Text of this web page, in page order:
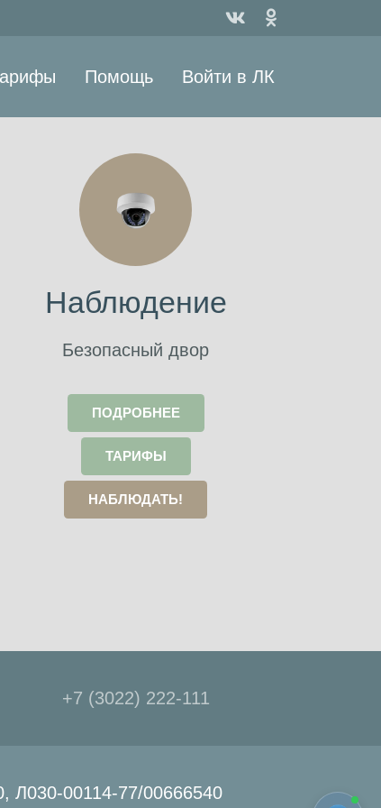
Помощь Войти в ЛК
Наблюдение
Безопасный двор
ПОДРОБНЕЕ
ТАРИФЫ
НАБЛЮДАТЬ!
+7 (3022) 222-111
00114-77/00666540